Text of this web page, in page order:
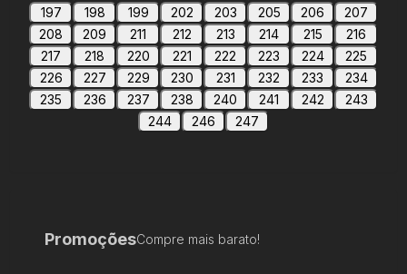
197
198 199 202 203 205 206
207
208
209 211 212 213 214 215
216
217
218 220 221 222 223 224
225
226
227 229 230 231 232 233
234
235
236 237 238 240 241 242
243
244
246 247
PromoçõesCompre mais barato!